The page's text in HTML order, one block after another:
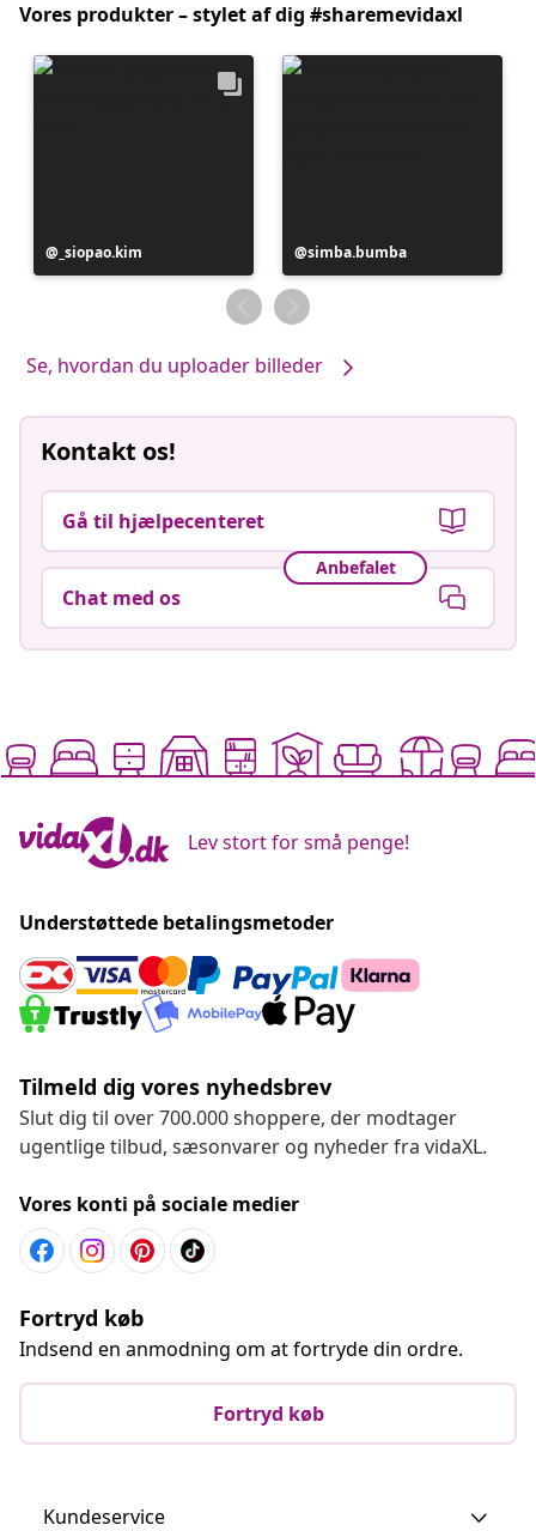
Vores produkter – stylet af dig #sharemevidaxl
Opslag
offentliggjort
_siopao.kim
Opslag
offentliggjort
af
simba.bumba
Se, hvordan du uploader billeder
Kontakt os!
Gå til hjælpecenteret
Anbefalet
Chat med os
Lev stort for små penge!
Understøttede betalingsmetoder
Tilmeld dig vores nyhedsbrev
Slut dig til over 700.000 shoppere, der modtager
ugentlige tilbud, sæsonvarer og nyheder fra vidaXL.
Vores konti på sociale medier
Fortryd køb
Indsend en anmodning om at fortryde din ordre.
Fortryd køb
Kundeservice